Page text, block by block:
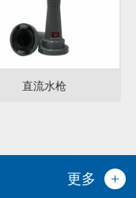
直流水枪
更多